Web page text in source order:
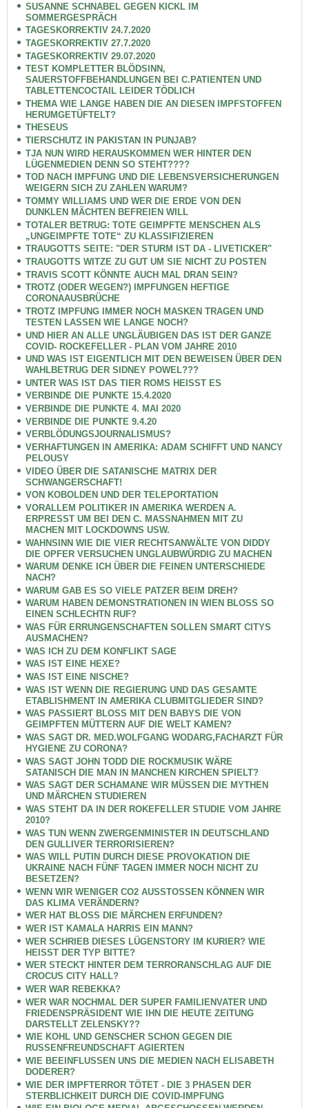
SUSANNE SCHNABEL GEGEN KICKL IM
SOMMERGESPRÄCH
TAGESKORREKTIV 24.7.2020
TAGESKORREKTIV 27.7.2020
TAGESKORREKTIV 29.07.2020
TEST KOMPLETTER BLÖDSINN,
SAUERSTOFFBEHANDLUNGEN BEI C.PATIENTEN UND
TABLETTENCOCTAIL LEIDER TÖDLICH
THEMA WIE LANGE HABEN DIE AN DIESEN IMPFSTOFFEN
HERUMGETÜFTELT?
THESEUS
TIERSCHUTZ IN PAKISTAN IN PUNJAB?
TJA NUN WIRD HERAUSKOMMEN WER HINTER DEN
LÜGENMEDIEN DENN SO STEHT????
TOD NACH IMPFUNG UND DIE LEBENSVERSICHERUNGEN
WEIGERN SICH ZU ZAHLEN WARUM?
TOMMY WILLIAMS UND WER DIE ERDE VON DEN
DUNKLEN MÄCHTEN BEFREIEN WILL
TOTALER BETRUG: TOTE GEIMPFTE MENSCHEN ALS
„UNGEIMPFTE TOTE“ ZU KLASSIFIZIEREN
TRAUGOTTS SEITE: "DER STURM IST DA - LIVETICKER"
TRAUGOTTS WITZE ZU GUT UM SIE NICHT ZU POSTEN
TRAVIS SCOTT KÖNNTE AUCH MAL DRAN SEIN?
TROTZ (ODER WEGEN?) IMPFUNGEN HEFTIGE
CORONAAUSBRÜCHE
TROTZ IMPFUNG IMMER NOCH MASKEN TRAGEN UND
TESTEN LASSEN WIE LANGE NOCH?
UND HIER AN ALLE UNGLÄUBIGEN DAS IST DER GANZE
COVID- ROCKEFELLER - PLAN VOM JAHRE 2010
UND WAS IST EIGENTLICH MIT DEN BEWEISEN ÜBER DEN
WAHLBETRUG DER SIDNEY POWEL???
UNTER WAS IST DAS TIER ROMS HEISST ES
VERBINDE DIE PUNKTE 15.4.2020
VERBINDE DIE PUNKTE 4. MAI 2020
VERBINDE DIE PUNKTE 9.4.20
VERBLÖDUNGSJOURNALISMUS?
VERHAFTUNGEN IN AMERIKA: ADAM SCHIFFT UND NANCY
PELOUSY
VIDEO ÜBER DIE SATANISCHE MATRIX DER
SCHWANGERSCHAFT!
VON KOBOLDEN UND DER TELEPORTATION
VORALLEM POLITIKER IN AMERIKA WERDEN A.
ERPRESST UM BEI DEN C. MASSNAHMEN MIT ZU
MACHEN MIT LOCKDOWNS USW.
WAHNSINN WIE DIE VIER RECHTSANWÄLTE VON DIDDY
DIE OPFER VERSUCHEN UNGLAUBWÜRDIG ZU MACHEN
WARUM DENKE ICH ÜBER DIE FEINEN UNTERSCHIEDE
NACH?
WARUM GAB ES SO VIELE PATZER BEIM DREH?
WARUM HABEN DEMONSTRATIONEN IN WIEN BLOSS SO
EINEN SCHLECHTN RUF?
WAS FÜR ERRUNGENSCHAFTEN SOLLEN SMART CITYS
AUSMACHEN?
WAS ICH ZU DEM KONFLIKT SAGE
WAS IST EINE HEXE?
WAS IST EINE NISCHE?
WAS IST WENN DIE REGIERUNG UND DAS GESAMTE
ETABLISHMENT IN AMERIKA CLUBMITGLIEDER SIND?
WAS PASSIERT BLOSS MIT DEN BABYS DIE VON
GEIMPFTEN MÜTTERN AUF DIE WELT KAMEN?
WAS SAGT DR. MED.WOLFGANG WODARG,FACHARZT FÜR
HYGIENE ZU CORONA?
WAS SAGT JOHN TODD DIE ROCKMUSIK WÄRE
SATANISCH DIE MAN IN MANCHEN KIRCHEN SPIELT?
WAS SAGT DER SCHAMANE WIR MÜSSEN DIE MYTHEN
UND MÄRCHEN STUDIEREN
WAS STEHT DA IN DER ROKEFELLER STUDIE VOM JAHRE
2010?
WAS TUN WENN ZWERGENMINISTER IN DEUTSCHLAND
DEN GULLIVER TERRORISIEREN?
WAS WILL PUTIN DURCH DIESE PROVOKATION DIE
UKRAINE NACH FÜNF TAGEN IMMER NOCH NICHT ZU
BESETZEN?
WENN WIR WENIGER CO2 AUSSTOSSEN KÖNNEN WIR
DAS KLIMA VERÄNDERN?
WER HAT BLOSS DIE MÄRCHEN ERFUNDEN?
WER IST KAMALA HARRIS EIN MANN?
WER SCHRIEB DIESES LÜGENSTORY IM KURIER? WIE
HEISST DER TYP BITTE?
WER STECKT HINTER DEM TERRORANSCHLAG AUF DIE
CROCUS CITY HALL?
WER WAR REBEKKA?
WER WAR NOCHMAL DER SUPER FAMILIENVATER UND
FRIEDENSPRÄSIDENT WIE IHN DIE HEUTE ZEITUNG
DARSTELLT ZELENSKY??
WIE KOHL UND GENSCHER SCHON GEGEN DIE
RUSSENFREUNDSCHAFT AGIERTEN
WIE BEEINFLUSSEN UNS DIE MEDIEN NACH ELISABETH
DODERER?
WIE DER IMPFTERROR TÖTET - DIE 3 PHASEN DER
STERBLICHKEIT DURCH DIE COVID-IMPFUNG